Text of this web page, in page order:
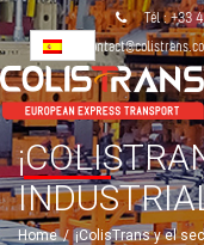
Tél :+33
Home ¡ColisTrans y el